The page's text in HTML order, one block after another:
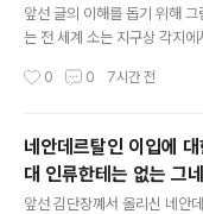
P형은 딱 두 곳, 한국과 연변에
런 유형의 미토콘드리아 dna
가 아니라, 다른 지역 야생소가
앞선 글의 이해를 돕기 위해
는 전 세계 소는 지구상 각지
아에서, 혹이 있는 소는 인더스
가지들이 바로 메소포타미아
계로 퍼져나간 소들이다. 여기
다. 전 세계의 혹없는 소들은
0 0 7시간 전
네안데르탈인 이입에
대 인류한테는 없는 그
체
앞선 김단장꼐서 올리신 네안